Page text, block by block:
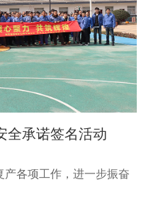
全承诺签名活动
产各项工作，进一步振奋